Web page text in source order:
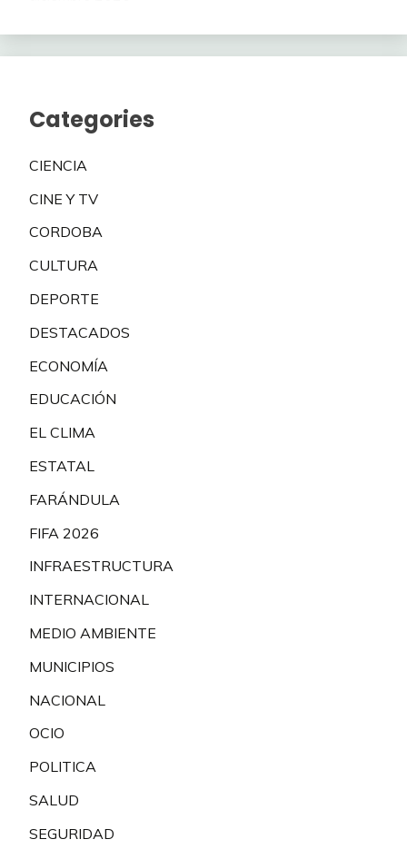
Categories
CIENCIA
CINE Y TV
CORDOBA
CULTURA
DEPORTE
DESTACADOS
ECONOMÍA
EDUCACIÓN
EL CLIMA
ESTATAL
FARÁNDULA
FIFA 2026
INFRAESTRUCTURA
INTERNACIONAL
MEDIO AMBIENTE
MUNICIPIOS
NACIONAL
OCIO
POLITICA
SALUD
SEGURIDAD